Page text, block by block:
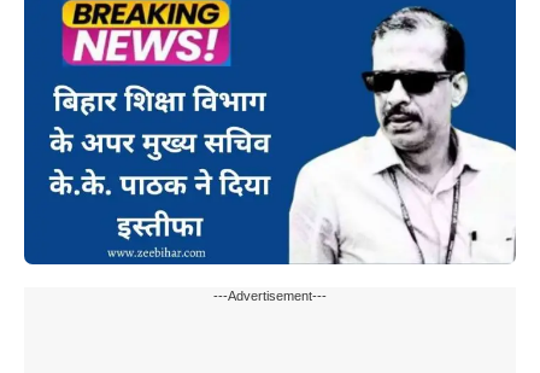
---Advertisement---